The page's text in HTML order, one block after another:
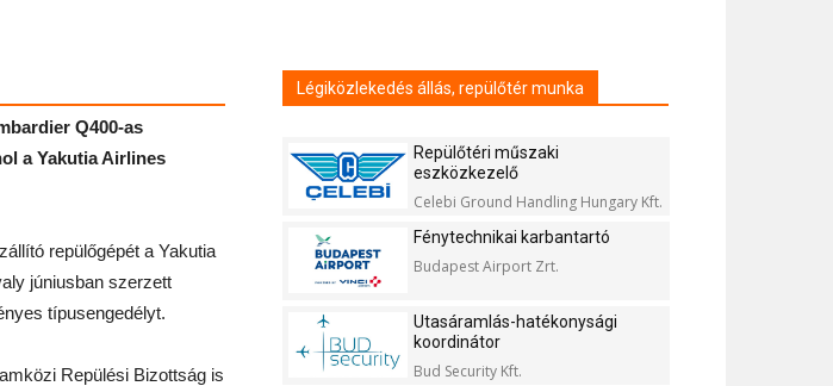
Q400-as
a Yakutia Airlines
repülőgépét a Yakutia
júniusban szerzett
típusengedélyt.
Repülési Bizottság is
Légiközlekedés állás, repülőtér munka
Repülőtéri műszaki
eszközkezelő
Celebi Ground Handling Hungary Kft.
Fénytechnikai karbantartó
Budapest Airport Zrt.
Utasáramlás-hatékonysági
koordinátor
Bud Security Kft.